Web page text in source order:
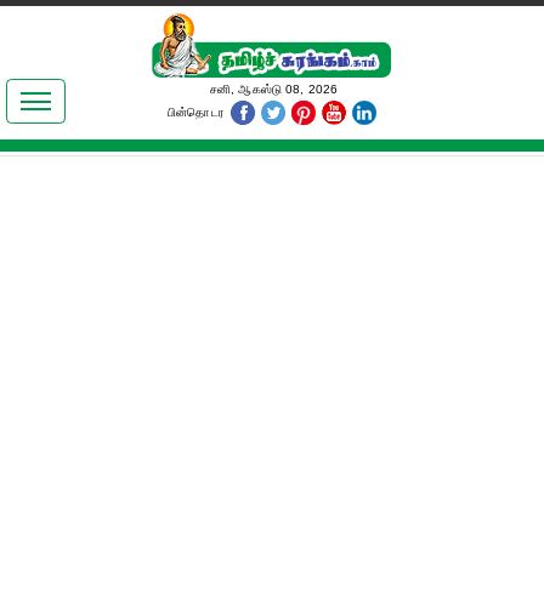
இலக்கியங்கள்
தமிழ் உலகம்
சனி, ஆகஸ்டு 08, 2026
பின்தொடர